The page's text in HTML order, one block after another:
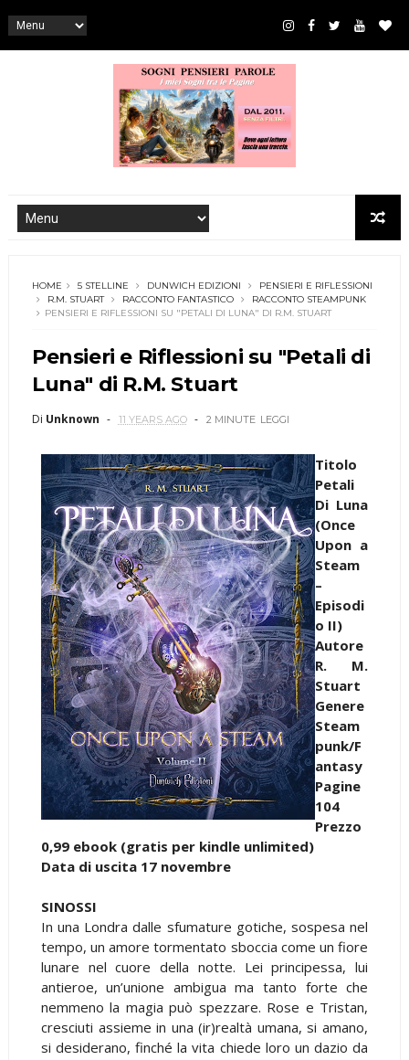
HOME 5 STELLINE DUNWICH EDIZIONI
PENSIERI E RIFLESSIONI
R.M. STUART
RACCONTO FANTASTICO
RACCONTO STEAMPUNK
PENSIERI E RIFLESSIONI SU "PETALI DI LUNA" DI R.M. STUART
Pensieri e Riflessioni su "Petali di
Luna" di R.M. Stuart
Di Unknown 11 YEARS AGO 2 MINUTE LEGGI
Titolo
Petali
Di Luna
(Once
Upon a
Steam
–
Episodi
o II)
Autore
R. M.
Stuart
Genere
Steam
punk/F
antasy
Pagine
104
Prezzo
0,99 ebook (gratis per kindle unlimited)
Data di uscita 17 novembre
SINOSSI
In una Londra dalle sfumature gotiche, sospesa nel
tempo, un amore tormentato sboccia come un fiore
lunare nel cuore della notte. Lei principessa, lui
antieroe, un’unione ambigua ma tanto forte che
nemmeno la magia può spezzare. Rose e Tristan,
cresciuti assieme in una (ir)realtà umana, si amano,
si desiderano, finché la vita chiede loro un dazio da